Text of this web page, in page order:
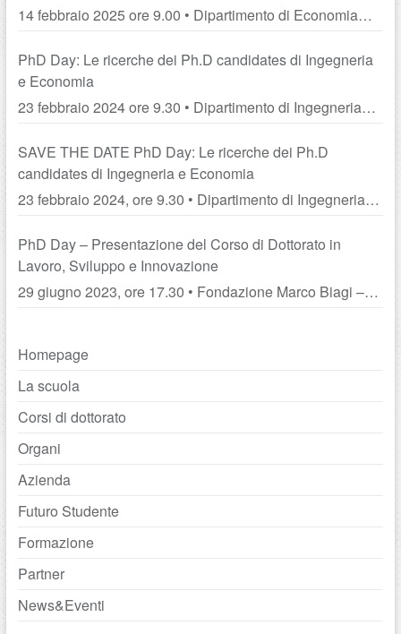
14 febbraio 2025 ore 9.00 • Dipartimento di Economia
PhD Day: Le ricerche dei Ph.D candidates di Ingegneria
e Economia
23 febbraio 2024 ore 9.30 • Dipartimento di Ingegneria
SAVE THE DATE PhD Day: Le ricerche dei Ph.D
candidates di Ingegneria e Economia
23 febbraio 2024, ore 9.30 • Dipartimento di Ingegneria
PhD Day – Presentazione del Corso di Dottorato in
Lavoro, Sviluppo e Innovazione
29 giugno 2023, ore 17.30 • Fondazione Marco Biagi –
Homepage
La scuola
Corsi di dottorato
Organi
Azienda
Futuro Studente
Formazione
Partner
News&Eventi